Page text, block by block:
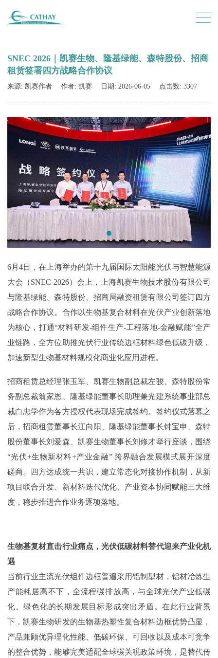
SNEC 2026｜凯赛生物、隆基绿能、森特股份、招商
租赁签署四方战略合作协议
来源: 凯赛作者 作者: 凯赛 日期: 2026-06-05 点击数: 3307
6月4日，在上海举办的第十九届国际太阳能光伏与智慧能源
大会（SNEC 2026）会上，上海凯赛生物技术股份有限公司
与隆基绿能、森特股份、招商局融资租赁有限公司签订四方
战略合作协议。合作以生物基复合材料在光伏产业创新落地
为核心，打通“材料研发-组件生产-工程落地-金融赋能”全产
业链路，全方位助推光伏行业传统边框材料绿色低碳升级，
加速新型生物基材料规模化商业化应用进程。
招商租赁总经理张玉军、凯赛生物副总裁左骏、森特股份常
务副总裁翁家恩、隆基绿能董事长助理兼光建系统事业部总
裁白忠学作为各方授权代表现场完成签约。签约仪式落幕之
后，招商租赁董事长江向阳、隆基绿能董事长钟宝申、森特
股份董事长刘爱森、凯赛生物董事长刘修才举行座谈，围绕
“光伏+生物新材料+产业金融” 跨界融合发展模式展开深度
磋商。四方达成统一共识，建立常态化对接协作机制，从新
项目联合开发、新材料迭代优化、产业资本协同赋能三大维
度，稳步推进合作业务逐项落地。
生物基复材直击行业痛点，光伏低碳材料替代迎来产业化机
遇
当前行业主流光伏组件边框普遍采用铝制型材，铝材冶炼生
产能耗居高不下，全流程碳排放高，与全球光伏产业低碳
化、绿色化的长期发展目标形成突出矛盾。在此行业背景
下，凯赛生物研发的生物基热塑性复合材料边框优势凸显，
产品兼顾优异理化性能、低碳环保、可回收以及成本可竞争
的整合优势，能够完美适配全球碳关税政策环境，是替代传